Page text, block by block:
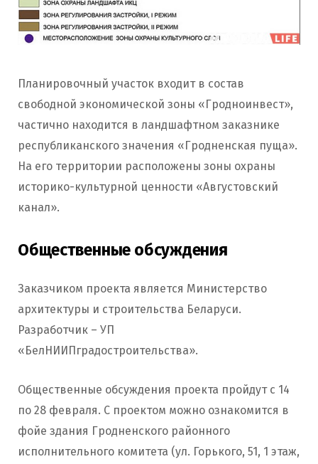
Планировочный участок входит в состав
свободной экономической зоны «Гродноинвест»,
частично находится в ландшафтном заказнике
республиканского значения «Гродненская пуща».
На его территории расположены зоны охраны
историко-культурной ценности «Августовский
канал».
Общественные обсуждения
Заказчиком проекта является Министерство
архитектуры и строительства Беларуси.
Разработчик – УП
«БелНИИПградостроительства».
Общественные обсуждения проекта пройдут с 14
по 28 февраля. С проектом можно ознакомится в
фойе здания Гродненского районного
исполнительного комитета (ул. Горького, 51, 1 этаж,